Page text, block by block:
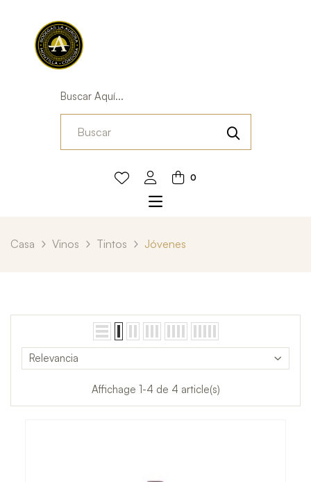
Buscar Aquí...
0
Casa Vinos Tintos Jóvenes
Relevancia
Affichage 1-4 de 4 article(s)